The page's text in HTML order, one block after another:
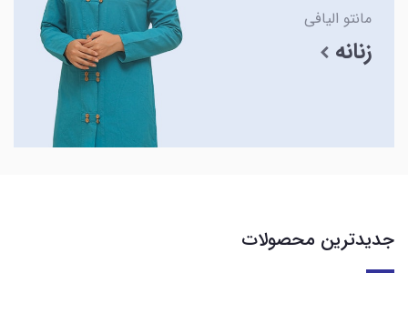
مانتو الیافی
زنانه
جدیدترین محصولات